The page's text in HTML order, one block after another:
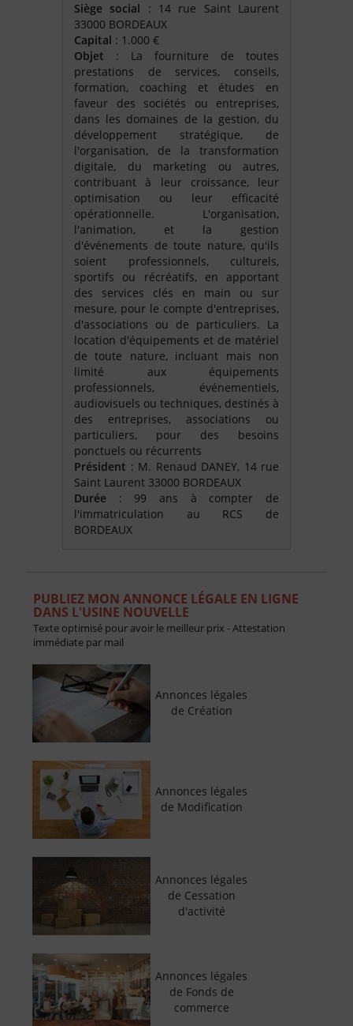
Siège social : 14 rue Saint Laurent
33000 BORDEAUX
Capital : 1.000 €
Objet : La fourniture de toutes
prestations de services, conseils,
formation, coaching et études en
faveur des sociétés ou entreprises,
dans les domaines de la gestion, du
développement stratégique, de
l'organisation, de la transformation
digitale, du marketing ou autres,
contribuant à leur croissance, leur
optimisation ou leur efficacité
opérationnelle. L'organisation,
l'animation, et la gestion
d'événements de toute nature, qu'ils
soient professionnels, culturels,
sportifs ou récréatifs, en apportant
des services clés en main ou sur
mesure, pour le compte d'entreprises,
d'associations ou de particuliers. La
location d'équipements et de matériel
de toute nature, incluant mais non
limité aux équipements
professionnels, événementiels,
audiovisuels ou techniques, destinés à
des entreprises, associations ou
particuliers, pour des besoins
ponctuels ou récurrents
Président : M. Renaud DANEY, 14 rue
Saint Laurent 33000 BORDEAUX
Durée : 99 ans à compter de
l'immatriculation au RCS de
BORDEAUX
PUBLIEZ MON ANNONCE LÉGALE EN LIGNE
DANS L'USINE NOUVELLE
Texte optimisé pour avoir le meilleur prix - Attestation
immédiate par mail
Annonces légales
de Création
Annonces légales
de Modification
Annonces légales
de Cessation
d'activité
Annonces légales
de Fonds de
commerce